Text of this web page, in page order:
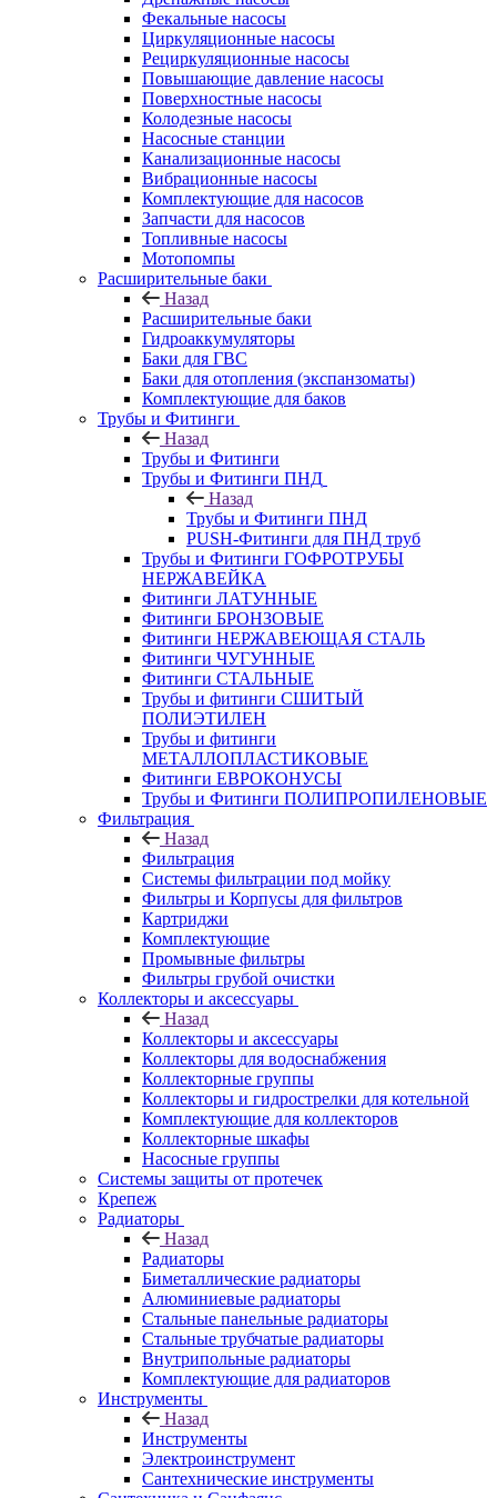
Фекальные насосы
Циркуляционные насосы
Рециркуляционные насосы
Повышающие давление насосы
Поверхностные насосы
Колодезные насосы
Насосные станции
Канализационные насосы
Вибрационные насосы
Комплектующие для насосов
Запчасти для насосов
Топливные насосы
Мотопомпы
Расширительные баки
Назад
Расширительные баки
Гидроаккумуляторы
Баки для ГВС
Баки для отопления (экспанзоматы)
Комплектующие для баков
Трубы и Фитинги
Назад
Трубы и Фитинги
Трубы и Фитинги ПНД
Назад
Трубы и Фитинги ПНД
PUSH-Фитинги для ПНД труб
Трубы и Фитинги ГОФРОТРУБЫ
НЕРЖАВЕЙКА
Фитинги ЛАТУННЫЕ
Фитинги БРОНЗОВЫЕ
Фитинги НЕРЖАВЕЮЩАЯ СТАЛЬ
Фитинги ЧУГУННЫЕ
Фитинги СТАЛЬНЫЕ
Трубы и фитинги СШИТЫЙ
ПОЛИЭТИЛЕН
Трубы и фитинги
МЕТАЛЛОПЛАСТИКОВЫЕ
Фитинги ЕВРОКОНУСЫ
Трубы и Фитинги ПОЛИПРОПИЛЕНОВЫЕ
Фильтрация
Назад
Фильтрация
Системы фильтрации под мойку
Фильтры и Корпусы для фильтров
Картриджи
Комплектующие
Промывные фильтры
Фильтры грубой очистки
Коллекторы и аксессуары
Назад
Коллекторы и аксессуары
Коллекторы для водоснабжения
Коллекторные группы
Коллекторы и гидрострелки для котельной
Комплектующие для коллекторов
Коллекторные шкафы
Насосные группы
Системы защиты от протечек
Крепеж
Радиаторы
Назад
Радиаторы
Биметаллические радиаторы
Алюминиевые радиаторы
Стальные панельные радиаторы
Стальные трубчатые радиаторы
Внутрипольные радиаторы
Комплектующие для радиаторов
Инструменты
Назад
Инструменты
Электроинструмент
Сантехнические инструменты